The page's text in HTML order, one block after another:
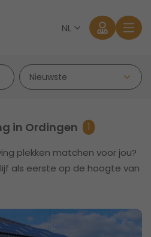
NL
vergeten?
in Ordingen 1
plekken matchen voor jou?
als eerste op de hoogte van